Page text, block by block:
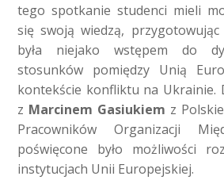
tego spotkanie studenci mieli
się swoją wiedzą,
była niejako wstępem do
stosunków pomiędzy Unią
kontekście konfliktu na Ukrainie.
z Marcinem Gasiukiem z
Pracowników Organizacji
poświęcone było możliwości
instytucjach Unii Europejskiej.